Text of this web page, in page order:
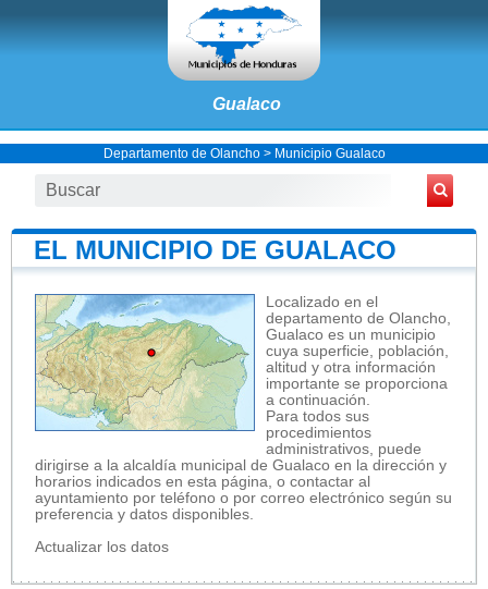
Gualaco
Departamento de Olancho> Municipio Gualaco
EL MUNICIPIO DE GUALACO
Localizado en el
departamento de Olancho,
Gualaco es un municipio
cuya superficie, población,
altitud y otra información
importante se proporciona
a continuación.
Para todos sus
procedimientos
administrativos, puede
dirigirse a la alcaldía municipal de Gualaco en la dirección y
horarios indicados en esta página, o contactar al
ayuntamiento por teléfono o por correo electrónico según su
preferencia y datos disponibles.
Actualizar los datos